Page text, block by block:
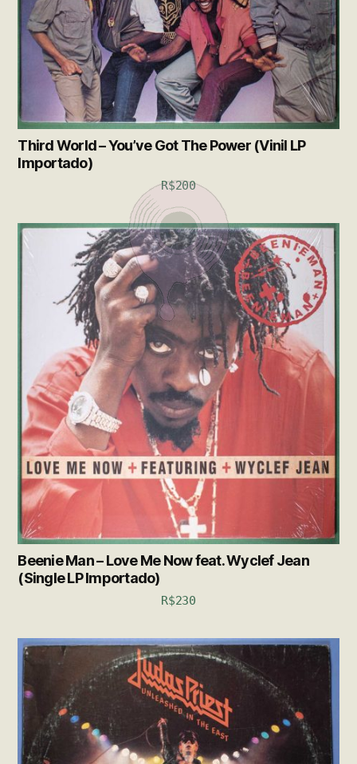
Third World – You’ve Got The Power (Vinil LP
Importado)
R$200
Beenie Man – Love Me Now feat. Wyclef Jean
(Single LP Importado)
R$230